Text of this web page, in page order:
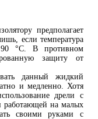
предполагает
если температура
90 °C. В противном
защиту от
данный жидкий
и медленно. Хотя
дрели с
работающей на малых
своими руками с